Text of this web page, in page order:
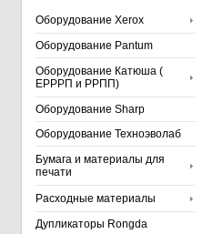
Оборудование Xerox
Оборудование Pantum
Оборудование Катюша (
ЕРРРП и РРПП)
Оборудование Sharp
Оборудование Техноэволаб
Бумага и материалы для
печати
Расходные материалы
Дупликаторы Rongda